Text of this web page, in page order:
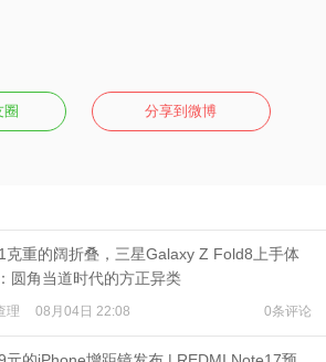
圈 分享到微博
克重的阔折叠，三星Galaxy Z Fold8上手体
圆角当道时代的方正异类
理 08月04日 22:08 0条评论